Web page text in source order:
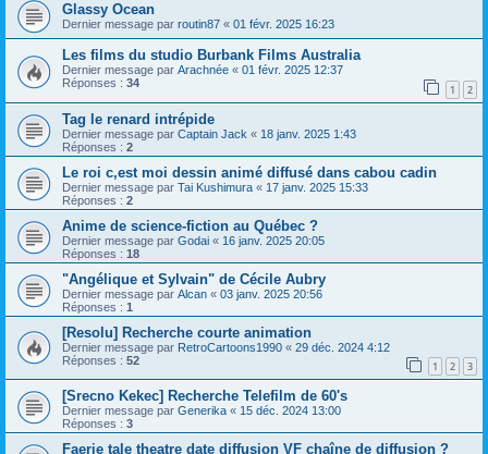
Glassy Ocean
Dernier message par routin87 « 01 févr. 2025 16:23
Les films du studio Burbank Films Australia
Dernier message par Arachnée « 01 févr. 2025 12:37
Réponses : 34 1 2
Tag le renard intrépide
Dernier message par Captain Jack « 18 janv. 2025 1:43
Réponses : 2
Le roi c,est moi dessin animé diffusé dans cabou cadin
Dernier message par Tai Kushimura « 17 janv. 2025 15:33
Réponses : 2
Anime de science-fiction au Québec ?
Dernier message par Godai « 16 janv. 2025 20:05
Réponses : 18
"Angélique et Sylvain" de Cécile Aubry
Dernier message par Alcan « 03 janv. 2025 20:56
Réponses : 1
[Resolu] Recherche courte animation
Dernier message par RetroCartoons1990 « 29 déc. 2024 4:12
Réponses : 52 1 2 3
[Srecno Kekec] Recherche Telefilm de 60's
Dernier message par Generika « 15 déc. 2024 13:00
Réponses : 3
Faerie tale theatre date diffusion VF chaîne de diffusion ?